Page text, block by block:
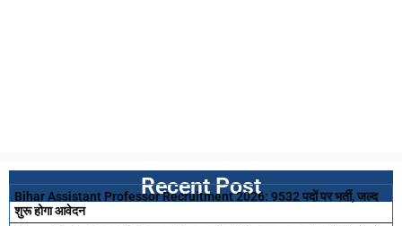
Recent Post
Bihar Assistant Professor Recruitment 2026: 9532 पदों पर भर्ती, जल्द
शुरू होगा आवेदन